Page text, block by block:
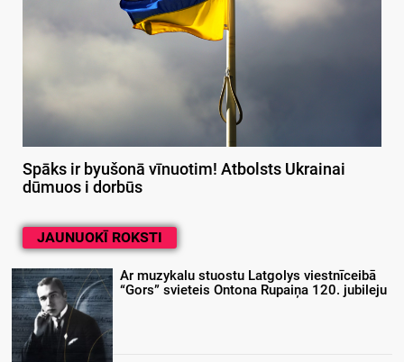
Spāks ir byušonā vīnuotim! Atbolsts Ukrainai
dūmuos i dorbūs
JAUNUOKĪ ROKSTI
Ar muzykalu stuostu Latgolys viestnīceibā
“Gors” svieteis Ontona Rupaiņa 120. jubileju